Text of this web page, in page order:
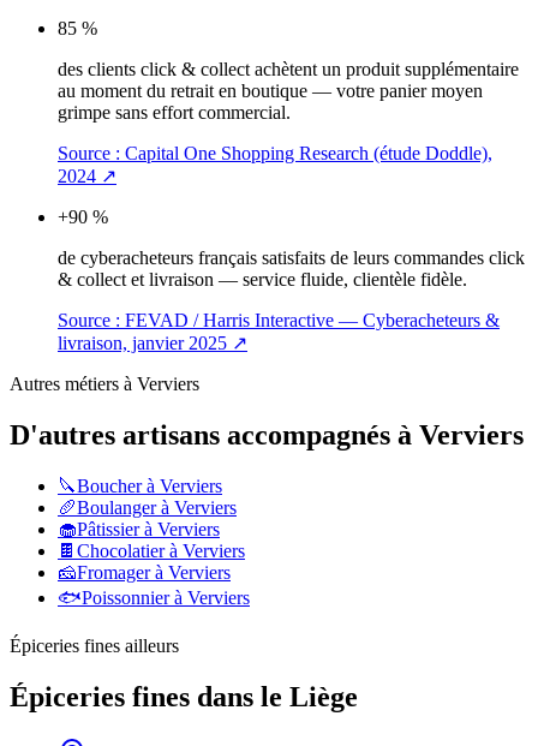
85 %
des clients click & collect achètent un produit supplémentaire
au moment du retrait en boutique — votre panier moyen
grimpe sans effort commercial.
Source : Capital One Shopping Research (étude Doddle),
2024 ↗
+90 %
de cyberacheteurs français satisfaits de leurs commandes click
& collect et livraison — service fluide, clientèle fidèle.
Source : FEVAD / Harris Interactive — Cyberacheteurs &
livraison, janvier 2025 ↗
Autres métiers à Verviers
D'autres artisans accompagnés à Verviers
🔪Boucherà Verviers
🥖Boulangerà Verviers
🧁Pâtissierà Verviers
🍫 Chocolatierà Verviers
🧀Fromagerà Verviers
🐟Poissonnierà Verviers
Épiceries fines ailleurs
Épiceries fines dans le Liège